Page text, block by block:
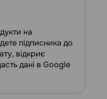
на
підписника до
відкриє
дані в Google